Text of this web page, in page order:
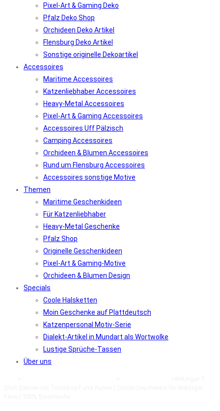
Pixel-Art & Gaming Deko
Pfalz Deko Shop
Orchideen Deko Artikel
Flensburg Deko Artikel
Sonstige originelle Dekoartikel
Accessoires
Maritime Accessoires
Katzenliebhaber Accessoires
Heavy-Metal Accessoires
Pixel-Art & Gaming Accessoires
Accessoires Uff Pälzisch
Camping Accessoires
Orchideen & Blumen Accessoires
Rund um Flensburg Accessoires
Accessoires sonstige Motive
Themen
Maritime Geschenkideen
Für Katzenliebhaber
Heavy-Metal Geschenke
Pfalz Shop
Originelle Geschenkideen
Pixel-Art & Gaming-Motive
Orchideen & Blumen Design
Specials
Coole Halsketten
Moin Geschenke auf Plattdeutsch
Katzenpersonal Motiv-Serie
Dialekt-Artikel in Mundart als Wortwolke
Lustige Sprüche-Tassen
Über uns